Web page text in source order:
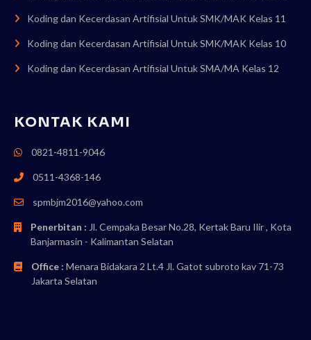
Koding dan Kecerdasan Artifisial Untuk SMK/MAK Kelas 11
Koding dan Kecerdasan Artifisial Untuk SMK/MAK Kelas 10
Koding dan Kecerdasan Artifisial Untuk SMA/MA Kelas 12
KONTAK KAMI
0821-4811-9046
0511-4368-146
spmbjm2016@yahoo.com
Penerbitan : Jl. Cempaka Besar No.28, Kertak Baru Ilir , Kota
Banjarmasin - Kalimantan Selatan
Office : Menara Bidakara 2 Lt.4 Jl. Gatot subroto kav 71-73
Jakarta Selatan